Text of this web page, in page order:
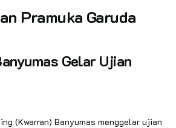
Pramuka Garuda
Gelar Ujian
(Kwarran) Banyumas menggelar ujian